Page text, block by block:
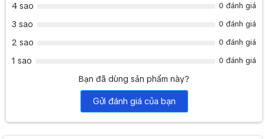
4 sao 0 đánh giá
3 sao 0 đánh giá
2 sao 0 đánh giá
1 sao 0 đánh giá
Bạn đã dùng sản phẩm này?
Gửi đánh giá của bạn